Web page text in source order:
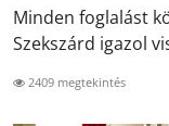
Minden foglalást
Szekszárd igazol
2409 megtekintés